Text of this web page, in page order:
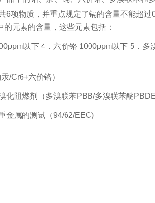
6项物质，并重点规定了镉的含量不能超过
元素的含量，这些元素包括：
以下 4．六价铬 1000ppm以下 5．多
/Cr6+六价铬）
化阻燃剂 （多溴联苯PBB/多溴联苯醚PBDE
金属的测试（94/62/EEC)